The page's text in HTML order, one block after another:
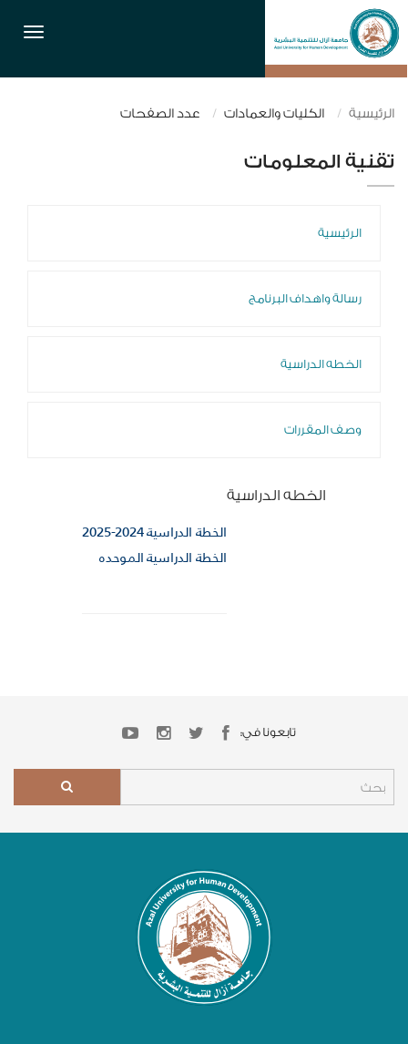
الرئيسية الكليات والعمادات عدد الصفحات
تقنية المعلومات
الرئيسية
رسالة واهداف البرنامج
الخطه الدراسية
وصف المقررات
الخطه الدراسية
الخطة الدراسية 2024-2025
الخطة الدراسية الموحده
تابعونا في: